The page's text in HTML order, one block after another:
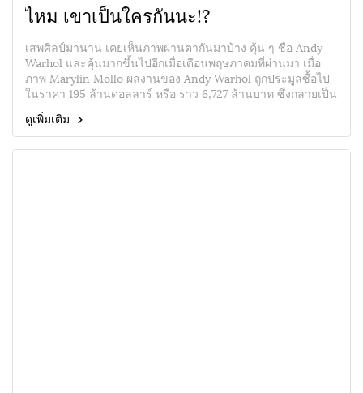
ไหม เขาเป็นใครกันนะ!?
เสพศิลป์มานาน เคยเห็นภาพผ่านตากันมาบ้าง คุ้น ๆ ชื่อ Andy
Warhol และคุ้นมากขึ้นไปอีกเมื่อเดือนพฤษภาคมที่ผ่านมา เมื่อ
ภาพ Marylin Mollo ผลงานของ Andy Warhol ถูกประมูลซื้อไป
ในราคา 195 ล้านดอลลาร์ หรือ ราว 6,727 ล้านบาท ซึ่งกลายเป็น
ฝีมืองานศิลปะของชาวอเมริกันที่มีราคาแพงที่สุด ณ ตอนนี้ ทำให้
ภาพของ Andy Warhol ถูกกลับมาพูดถึงและดังเป็นพลุแตกอีกครั้ง
มาดูกันว่าเขาเป็นใครกันนะ?
ดูเพิ่มเติม